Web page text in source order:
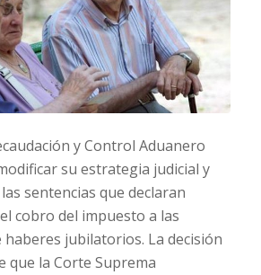
y Control Aduanero
su estrategia judicial y
sentencias que declaran
cobro del impuesto a las
haberes jubilatorios. La decisión
que la Corte Suprema